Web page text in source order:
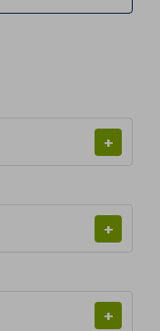
+
+
+